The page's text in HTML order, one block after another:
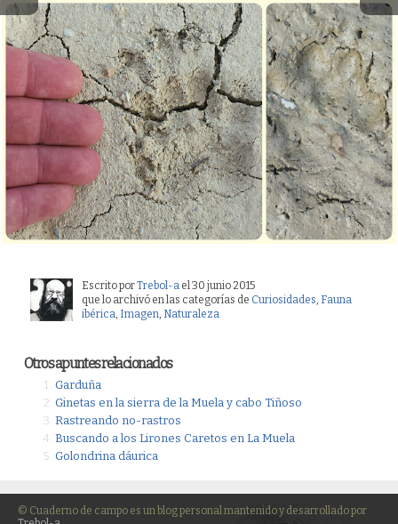
Escrito porTrebol-a el 30 junio 2015
que lo archivó en las categorías de Curiosidades, Fauna
ibérica, Imagen, Naturaleza
Otros apuntes relacionados
Garduña
Ginetas en la sierra de la Muela y cabo Tiñoso
Rastreando no-rastros
Buscando a los Lirones Caretos en La Muela
Golondrina dáurica
© Cuaderno de campo es un blog personal mantenido y desarrollado por